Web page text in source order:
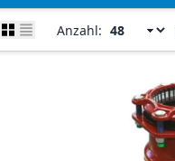
Anzahl: